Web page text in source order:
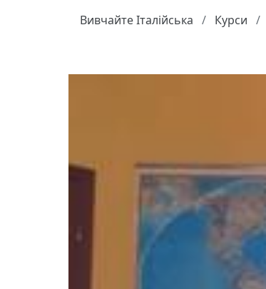
Вивчайте Італійська
Курси